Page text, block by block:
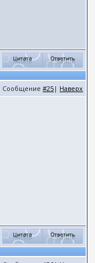
Сообщение#25 | Наверх